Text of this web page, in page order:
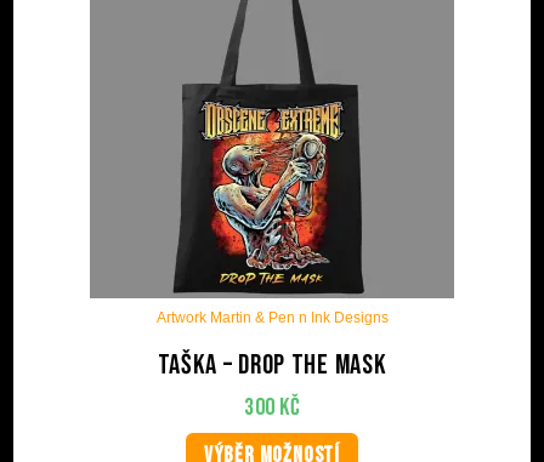
Artwork Martin & Pen n Ink Designs
Taška – Drop The Mask
300 Kč
VÝBĚR MOŽNOSTÍ